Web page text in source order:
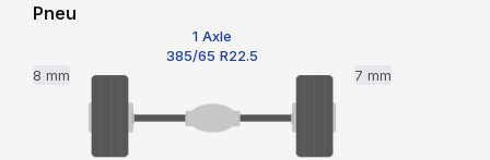
Pneu
1 Axle
385/65 R22.5
8 mm
7 mm